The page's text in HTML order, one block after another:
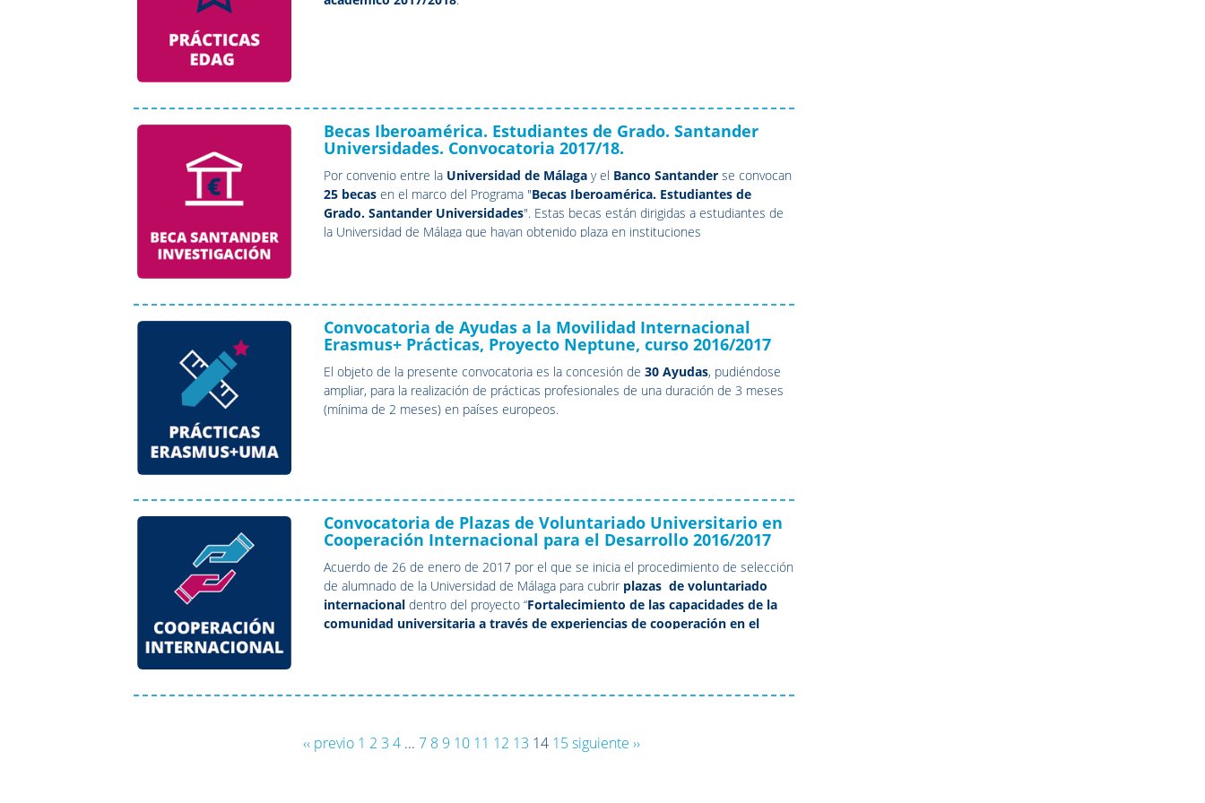
Becas Iberoamérica. Estudiantes de Grado. Santander
Universidades. Convocatoria 2017/18.
Por convenio entre la Universidad de Málaga y el Banco Santander se convocan
25 becas en el marco del Programa "Becas Iberoamérica. Estudiantes de
Grado. Santander Universidades". Estas becas están dirigidas a estudiantes de
la Universidad de Málaga que hayan obtenido plaza en instituciones
Convocatoria de Ayudas a la Movilidad Internacional
Erasmus+ Prácticas, Proyecto Neptune, curso 2016/2017
El objeto de la presenteconvocatoria es la concesión de30 Ayudas, pudiéndose
ampliar, para la realización de prácticas profesionales de una duración de 3 meses
(mínima de 2 meses) en países europeos.
Convocatoria de Plazas de Voluntariado Universitario en
Cooperación Internacional para el Desarrollo 2016/2017
Acuerdo de 26 de enero de 2017 por el que se inicia el procedimiento de selección
de alumnado de la Universidad de Málaga para cubrir plazas de voluntariado
internacional dentro del proyecto “Fortalecimiento de las capacidades de la
comunidad universitaria a través de experiencias de cooperación en el
‹‹ previo 1 2 3 4... 7 8 9 10 11 12 13 14 15siguiente ››